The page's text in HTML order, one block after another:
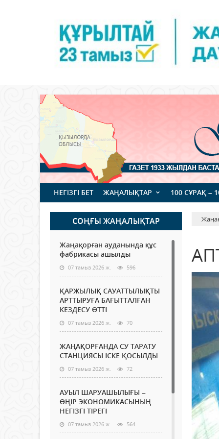
НЕГІЗГІ БЕТ ЖАҢАЛЫҚТАР 100 СҰРАҚ –
СОҢҒЫ ЖАҢАЛЫҚТАР
Жаңақорған ауданында құс
фабрикасы ашылды
07 тамыз 2026 ж. 596
ҚАРЖЫЛЫҚ САУАТТЫЛЫҚТЫ
АРТТЫРУҒА БАҒЫТТАЛҒАН
КЕЗДЕСУ ӨТТІ
07 тамыз 2026 ж. 70
ЖАҢАҚОРҒАНДА СУ ТАРАТУ
СТАНЦИЯСЫ ІСКЕ ҚОСЫЛДЫ
07 тамыз 2026 ж. 72
АУЫЛ ШАРУАШЫЛЫҒЫ –
ӨҢІР ЭКОНОМИКАСЫНЫҢ
НЕГІЗГІ ТІРЕГІ
07 тамыз 2026 ж. 564